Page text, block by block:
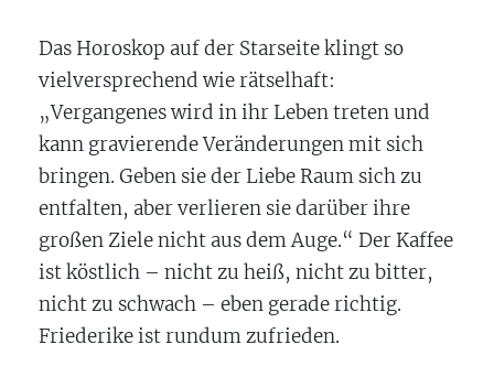
Das Horoskop auf der Starseite klingt so
vielversprechend wie rätselhaft:
„Vergangenes wird in ihr Leben treten und
kann gravierende Veränderungen mit sich
bringen. Geben sie der Liebe Raum sich zu
entfalten, aber verlieren sie darüber ihre
großen Ziele nicht aus dem Auge.“ Der Kaffee
ist köstlich – nicht zu heiß, nicht zu bitter,
nicht zu schwach – eben gerade richtig.
Friederike ist rundum zufrieden.